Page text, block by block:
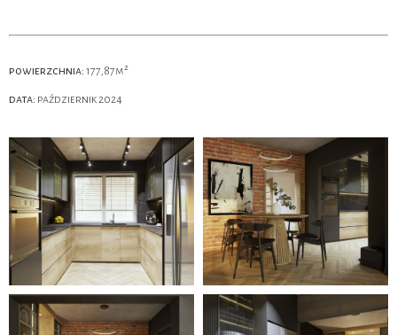
powierzchnia: 177,87m²
data: październik 2024